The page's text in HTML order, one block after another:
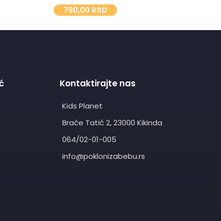
790,00 RSD
Kontaktirajte nas
Kids Planet
Braće Tatić 2, 23000 Kikinda
064/02-01-005
info@poklonizabebu.rs